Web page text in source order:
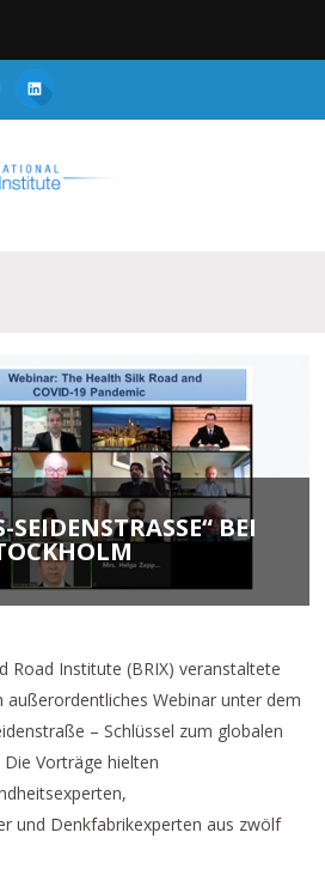
BEI W
V
Road Institute (BRIX) veranstaltete
außerordentliches Webinar unter dem
– Schlüssel zum globalen
Die Vorträge hielten
und Denkfabrikexperten aus zwölf